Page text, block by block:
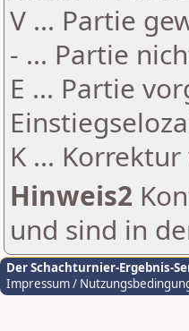
V ... Partie
- ... Partie
E ... Partie
K ...
Hinweis2
und sind in
Der Schachturnier-Ergebnis-
Impressum /